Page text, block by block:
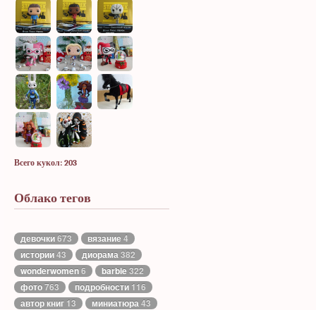
Всего кукол: 203
Облако тегов
девочки673 вязание4
истории43 диорама382
wonderwomen6 barbie322
фото763 подробности 116
автор книг 13 миниатюра43